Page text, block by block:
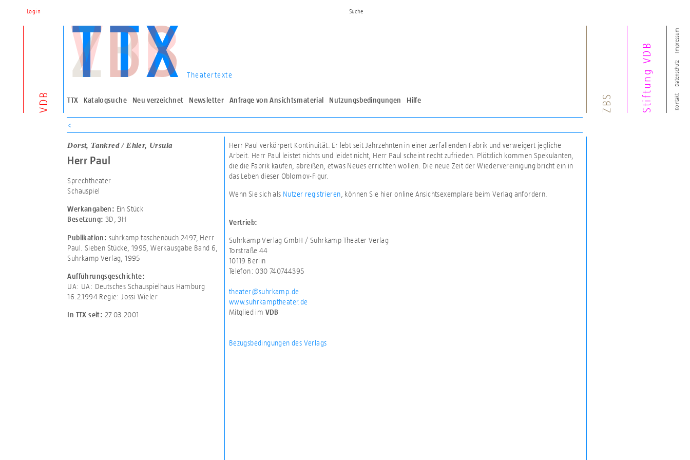
Kontakt
Datenschutz
Impressum
VDB
Theatertexte
TTX Katalogsuche Neu verzeichnet Newsletter Anfrage von Ansichtsmaterial Nutzungsbedingungen Hilfe ZBS Stiftung VDB
Login
<
Dorst, Tankred / Ehler, Ursula
Herr Paul
Sprechtheater
Schauspiel
Werkangaben: Ein Stück
Besetzung: 3D ,3H
Publikation: suhrkamp taschenbuch 2497, Herr
Paul. Sieben Stücke, 1995, Werkausgabe Band 6,
Suhrkamp Verlag, 1995
Aufführungsgeschichte:
UA: UA: Deutsches Schauspielhaus Hamburg
16.2.1994 Regie: Jossi Wieler
In TTX seit: 27.03.2001
Herr Paul verkörpert Kontinuität. Er lebt seit Jahrzehnten in einer zerfallenden Fabrik und verweigert jegliche
Arbeit. Herr Paul leistet nichts und leidet nicht, Herr Paul scheint recht zufrieden. Plötzlich kommen Spekulanten,
die die Fabrik kaufen, abreißen, etwas Neues errichten wollen. Die neue Zeit der Wiedervereinigung bricht ein in
das Leben dieser Oblomov-Figur.
Wenn Sie sich als Nutzer registrieren , können Sie hier online Ansichtsexemplare beim Verlag anfordern.
Vertrieb:
Suhrkamp Verlag GmbH / Suhrkamp Theater Verlag
Torstraße 44
10119 Berlin
Telefon: 030 740744395
theater@suhrkamp.de
www.suhrkamptheater.de
Mitglied im VDB
Bezugsbedingungen des Verlags